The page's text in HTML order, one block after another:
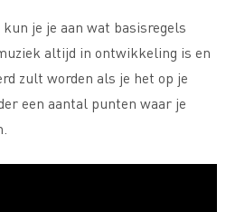
je je aan wat basisregels
altijd in ontwikkeling is en
zult worden als je het op je
een aantal punten waar je